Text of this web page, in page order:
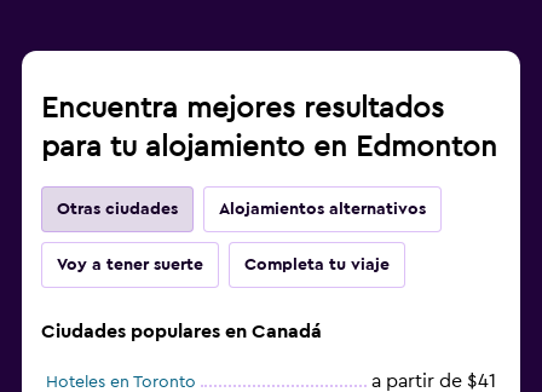
Encuentra mejores resultados
para tu alojamiento en Edmonton
Otras ciudades Alojamientos alternativos
Voy a tener suerte Completa tu viaje
Ciudades populares en Canadá
Hoteles en Toronto a partir de $41